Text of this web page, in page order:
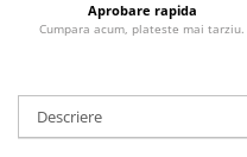
Aprobare rapida
Cumpara acum, plateste mai tarziu.
Descriere